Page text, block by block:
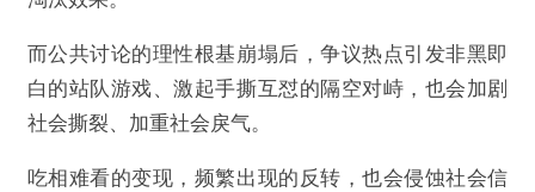
而公共讨论的理性根基崩塌后，争议热点引发非黑即
白的站队游戏、激起手撕互怼的隔空对峙，也会加剧
社会撕裂、加重社会戾气。
吃相难看的变现，频繁出现的反转，也会侵蚀社会信